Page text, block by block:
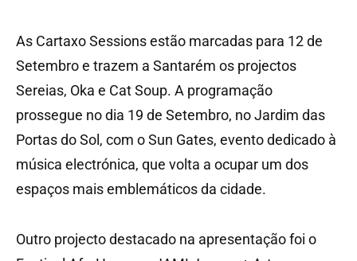
As Cartaxo Sessions estão marcadas para 12 de
Setembro e trazem a Santarém os projectos
Sereias, Oka e Cat Soup. A programação
prossegue no dia 19 de Setembro, no Jardim das
Portas do Sol, com o Sun Gates, evento dedicado à
música electrónica, que volta a ocupar um dos
espaços mais emblemáticos da cidade.
Outro projecto destacado na apresentação foi o